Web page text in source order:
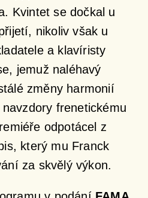
Kvintet se dočkal u
nikoliv však u
a klavíristy
jemuž naléhavý
změny harmonií
frenetickému
odpotácel z
který mu Franck
za skvělý výkon.